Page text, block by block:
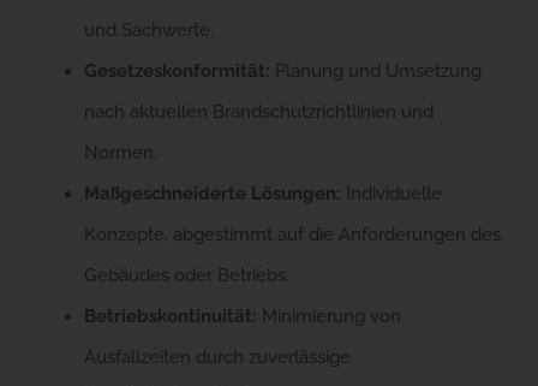
und Sachwerte.
Gesetzeskonformität: Planung und Umsetzung
nach aktuellen Brandschutzrichtlinien und
Normen.
Maßgeschneiderte Lösungen:
Individuelle
Konzepte, abgestimmt auf die Anforderungen des
Gebäudes oder Betriebs.
Betriebskontinuität: Minimierung von
Ausfallzeiten durch zuverlässige